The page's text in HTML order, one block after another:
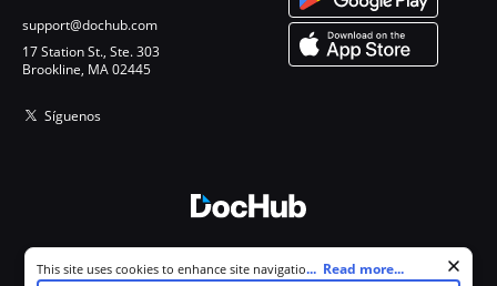
support@dochub.com
17 Station St., Ste. 303
Brookline, MA 02445
Síguenos
Todos los derechos reservados.
Cookie consent notice
This site uses cookies to enhance site navigation and personalize
... Read more...